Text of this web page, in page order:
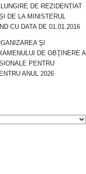
DE REZIDENȚIAT
DE LA MINISTERUL
CU DATA DE 01.01.2016
ŞI
DE OBŢINERE A
PENTRU
ANUL 2026